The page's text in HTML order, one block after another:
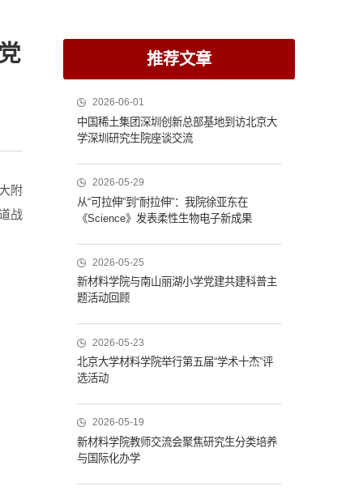
附
战
推荐文章
2026-06-01
中国稀土集团深圳创新总部基地到访北京大
学深圳研究生院座谈交流
2026-05-29
从“可拉伸”到“耐拉伸”：我院徐亚东在
《Science》发表柔性生物电子新成果
2026-05-25
新材料学院与南山丽湖小学党建共建科普主
题活动回顾
2026-05-23
北京大学材料学院举行第五届“学术十杰”评
选活动
2026-05-19
新材料学院教师交流会聚焦研究生分类培养
与国际化办学